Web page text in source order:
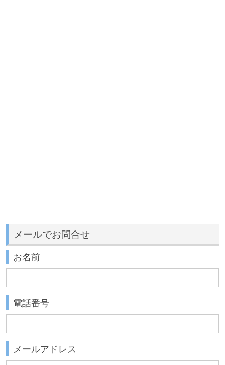
メールでお問合せ
お名前
電話番号
メールアドレス